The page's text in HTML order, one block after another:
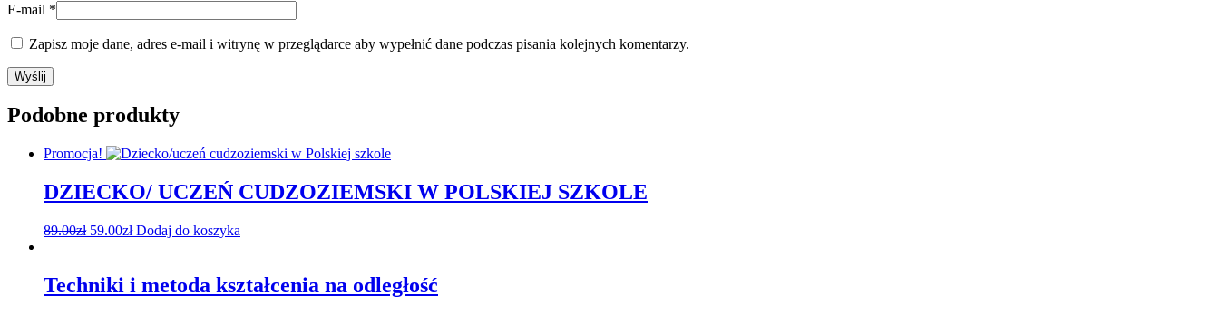
E-mail *
Zapisz moje dane, adres e-mail i witrynę w przeglądarce aby wypełnić dane podczas pisania kolejnych komentarzy.
Podobne produkty
Promocja!
DZIECKO/ UCZEŃ CUDZOZIEMSKI W POLSKIEJ SZKOLE
89.00zł 59.00zł Dodaj do koszyka
Techniki i metoda kształcenia na odległość